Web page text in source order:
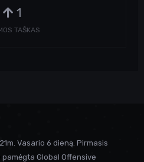
1
TAŠKAS
Vasario 6 dieną. Pirmasis
Global Offensive